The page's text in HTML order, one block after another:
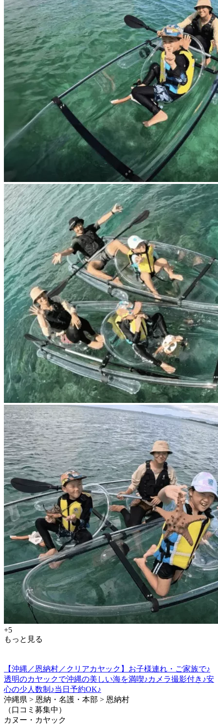
+5
もっと見る
【沖縄／恩納村／クリアカヤック】お子様連れ・ご家族で♪
透明のカヤックで沖縄の美しい海を満喫♪カメラ撮影付き♪安
心の少人数制♪当日予約OK♪
沖縄県 > 恩納・名護・本部 > 恩納村
（口コミ募集中）
カヌー・カヤック